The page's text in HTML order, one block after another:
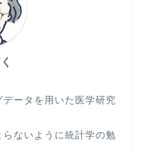
ータを用いた医学研究
ないように統計学の勉